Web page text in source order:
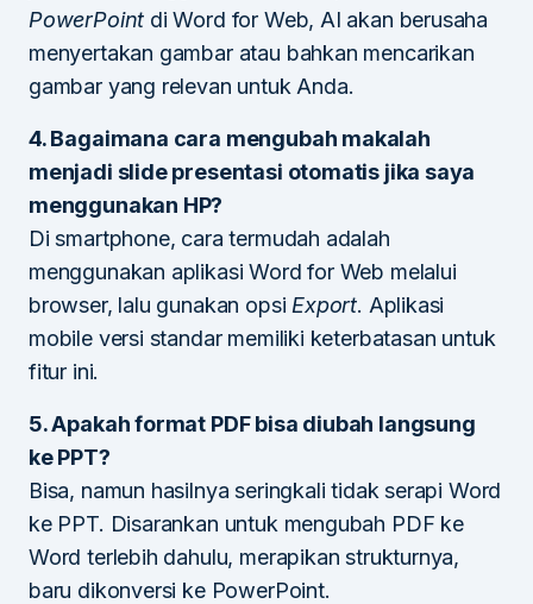
PowerPoint di Word for Web, AI akan berusaha
menyertakan gambar atau bahkan mencarikan
gambar yang relevan untuk Anda.
4. Bagaimana cara mengubah makalah
menjadi slide presentasi otomatis jika saya
menggunakan HP?
Di smartphone, cara termudah adalah
menggunakan aplikasi Word for Web melalui
browser, lalu gunakan opsi Export. Aplikasi
mobile versi standar memiliki keterbatasan untuk
fitur ini.
5. Apakah format PDF bisa diubah langsung
ke PPT?
Bisa, namun hasilnya seringkali tidak serapi Word
ke PPT. Disarankan untuk mengubah PDF ke
Word terlebih dahulu, merapikan strukturnya,
baru dikonversi ke PowerPoint.